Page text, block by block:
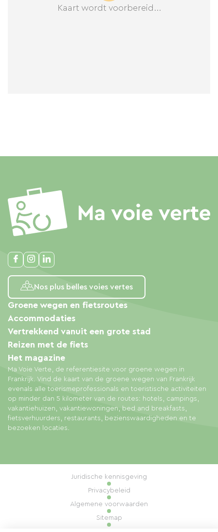
Kaart wordt voorbereid...
Nos plus belles voies vertes
Ma Voie Verte, de referentiesite voor groene wegen in
Frankrijk. Vind de kaart van de groene wegen van Frankrijk
evenals alle toerismeprofessionals en toeristische activiteiten
op minder dan 5 kilometer van de routes: hotels, campings,
vakantiehuizen, vakantiewoningen, bed and breakfasts,
fietsverhuurders, restaurants, bezienswaardigheden en te
bezoeken locaties.
Groene wegen en fietsroutes
Accommodaties
Vertrekkend vanuit een grote stad
Reizen met de fiets
Het magazine
Juridische kennisgeving
Privacybeleid
Algemene voorwaarden
Sitemap